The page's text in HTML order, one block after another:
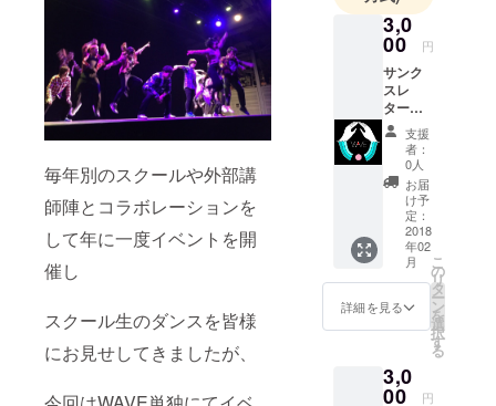
毎年別のスクールや外部講
師陣とコラボレーションを
して年に一度イベントを開
催し
スクール生のダンスを皆様
にお見せしてきましたが、
CLOSE:20:3
DOOR
TICKET：
￥3,500
(1Drink別）
開催場所：
Shinjuku
〒160-0021
新宿区歌舞
伎町2-45-1
第1トキワビ
ルB1F
3,0
00 円
サンク
スレ
ター＆
ご利益
がある
かもし
れない
待ち受
支援
者：
0人
お届
け予
定：
2018
年02
月
詳細を見る
こ
の
リ
タ
ー
ン
を
選
択
す
る
3,0
00 円